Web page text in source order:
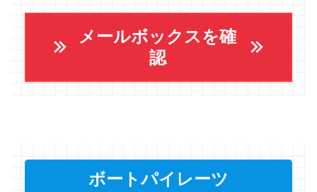
メールボックスを確
認
ボートパイレーツ